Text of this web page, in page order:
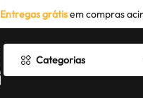
Entregas grátisem compras
Categorias